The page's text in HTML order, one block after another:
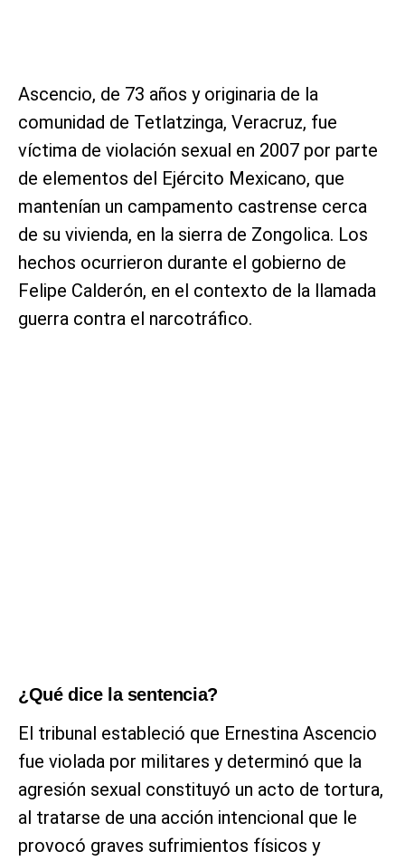
Ascencio, de 73 años y originaria de la
comunidad de Tetlatzinga, Veracruz, fue
víctima de violación sexual en 2007 por parte
de elementos del Ejército Mexicano, que
mantenían un campamento castrense cerca
de su vivienda, en la sierra de Zongolica. Los
hechos ocurrieron durante el gobierno de
Felipe Calderón, en el contexto de la llamada
guerra contra el narcotráfico.
¿Qué dice la sentencia?
El tribunal estableció que Ernestina Ascencio
fue violada por militares y determinó que la
agresión sexual constituyó un acto de tortura,
al tratarse de una acción intencional que le
provocó graves sufrimientos físicos y